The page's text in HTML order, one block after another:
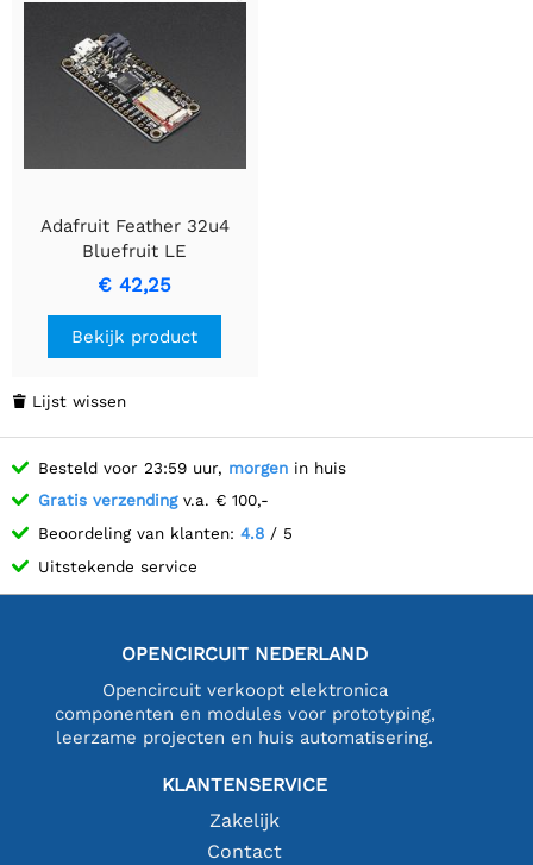
Adafruit Feather 32u4
Bluefruit LE
€ 42,25
Bekijk product
 Lijst wissen
Besteld voor 23:59 uur, morgen in huis
Gratis verzendingv.a. € 100,-
Beoordeling van klanten: 4.8 / 5
Uitstekende service
OPENCIRCUIT NEDERLAND
Opencircuit verkoopt elektronica
componenten en modules voor prototyping,
leerzame projecten en huis automatisering.
KLANTENSERVICE
Zakelijk
Contact